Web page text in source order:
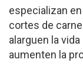
PRODUCTO
NUEVOS
REVISTAS
especializan
cortes de
alarguen la
aumenten la